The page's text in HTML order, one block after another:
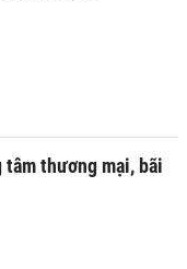
thương mại, bãi